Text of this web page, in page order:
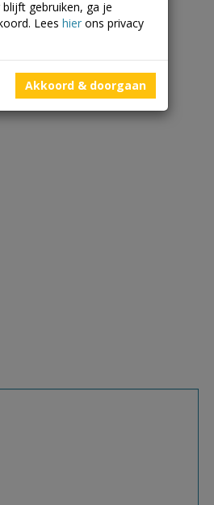
blijft gebruiken, ga je
Lees hier ons privacy
Akkoord & doorgaan